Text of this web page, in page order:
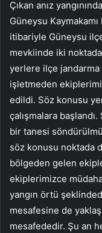
Çıkan anız
Güneysu
itibariyle Güneysu
mevkiinde iki noktada
yerlere ilçe
işletmeden
edildi. Söz konusu
çalışmalara
bir tanesi
söz konusu noktada
bölgeden gelen
ekiplerimizce
yangın örtü
mesafesine de
mesafededir. Şu an